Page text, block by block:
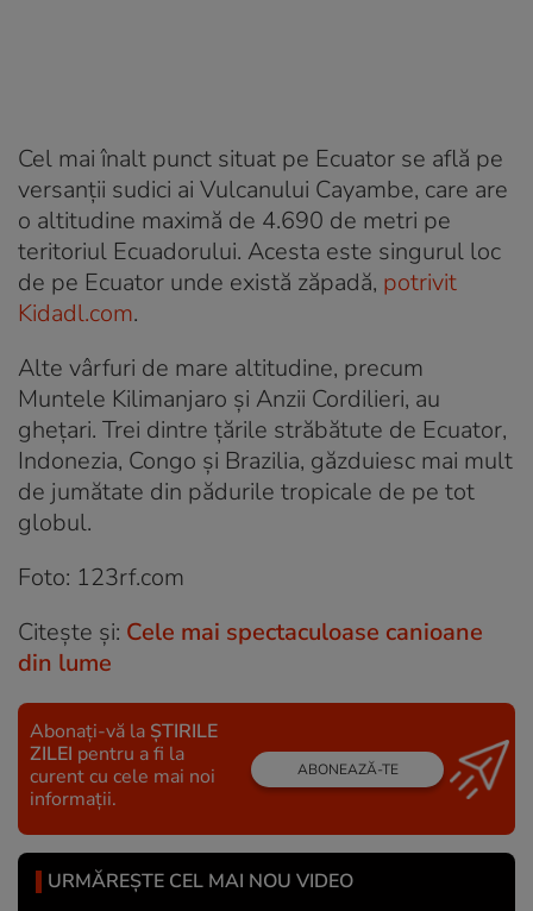
Cel mai înalt punct situat pe Ecuator se află pe
versanții sudici ai Vulcanului Cayambe, care are
o altitudine maximă de 4.690 de metri pe
teritoriul Ecuadorului. Acesta este singurul loc
de pe Ecuator unde există zăpadă, potrivit
Kidadl.com.
Alte vârfuri de mare altitudine, precum
Muntele Kilimanjaro și Anzii Cordilieri, au
ghețari. Trei dintre țările străbătute de Ecuator,
Indonezia, Congo și Brazilia, găzduiesc mai mult
de jumătate din pădurile tropicale de pe tot
globul.
Foto: 123rf.com
Citește și: Cele mai spectaculoase canioane
din lume
Abonați-vă la ȘTIRILE
ZILEI pentru a fi la
curent cu cele mai noi
informații.
ABONEAZĂ-TE
URMĂREȘTE CEL MAI NOU VIDEO